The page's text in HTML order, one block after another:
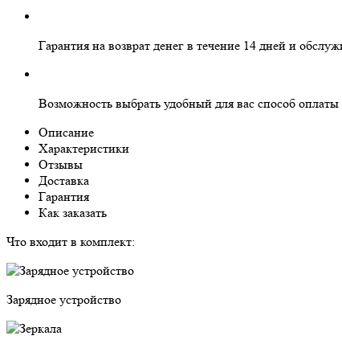
Гарантия на возврат денег в течение 14 дней и
Возможность выбрать удобный для вас способ оплаты
Описание
Характеристики
Отзывы
Доставка
Гарантия
Как заказать
Что входит в комплект:
Зарядное устройство